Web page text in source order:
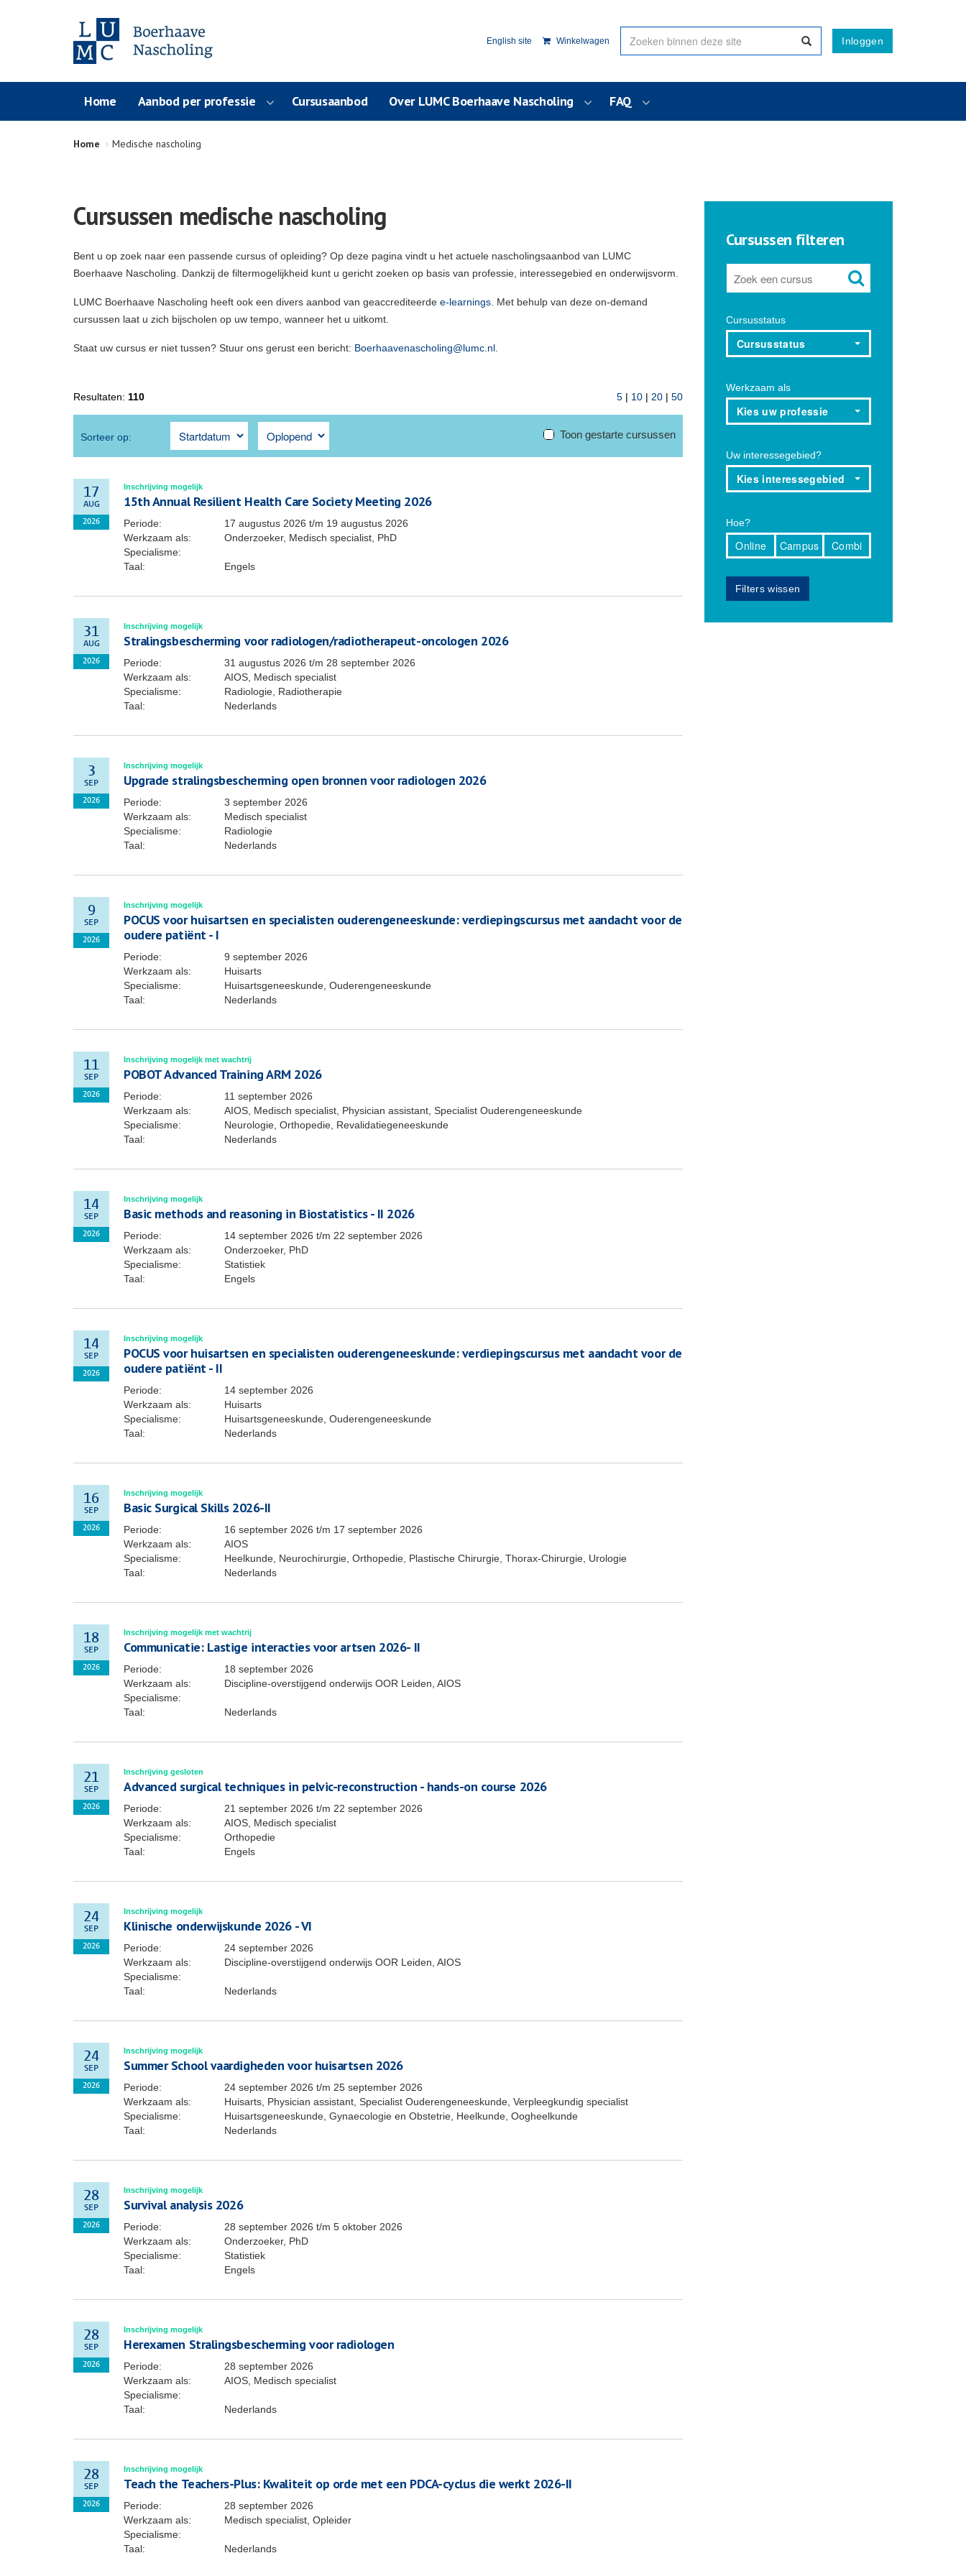
Inloggen
English site Winkelwagen
Home Aanbod per professie Cursusaanbod Over LUMC Boerhaave Nascholing FAQ
Home Medische nascholing
Cursussen medische nascholing
Bent u op zoek naar een passende cursus of opleiding? Op deze pagina vindt u het actuele nascholingsaanbod van LUMC
Boerhaave Nascholing. Dankzij de filtermogelijkheid kunt u gericht zoeken op basis van professie, interessegebied en onderwijsvorm.
LUMC Boerhaave Nascholing heeft ook een divers aanbod van geaccrediteerde e-learnings . Met behulp van deze on-demand
cursussen laat u zich bijscholen op uw tempo, wanneer het u uitkomt.
Staat uw cursus er niet tussen? Stuur ons gerust een bericht: Boerhaavenascholing@lumc.nl
Resultaten: 110 5| 10| 20| 50
Sorteer op: Toon gestarte cursussen
17
AUG
2026
Inschrijving mogelijk
15th Annual Resilient Health Care Society Meeting 2026
Periode: 17 augustus 2026 t/m 19 augustus 2026
Werkzaam als:
Onderzoeker, Medisch specialist, PhD
Specialisme:
Taal:
Engels
31
AUG
2026
Inschrijving mogelijk
Stralingsbescherming voor radiologen/radiotherapeut-oncologen 2026
Periode: 31 augustus 2026 t/m 28 september 2026
Werkzaam als:
AIOS, Medisch specialist
Specialisme:
Radiologie, Radiotherapie
Taal:
Nederlands
3
SEP
2026
Inschrijving mogelijk
Upgrade stralingsbescherming open bronnen voor radiologen 2026
Periode:
3 september 2026
Werkzaam als:
Medisch specialist
Specialisme:
Radiologie
Taal:
Nederlands
9
SEP
2026
Inschrijving mogelijk
POCUS voor huisartsen en specialisten ouderengeneeskunde: verdiepingscursus met aandacht voor de
oudere patiënt - I
Periode:
9 september 2026
Werkzaam als:
Huisarts
Specialisme:
Huisartsgeneeskunde, Ouderengeneeskunde
Taal:
Nederlands
11
SEP
2026
Inschrijving mogelijk met wachtrij
POBOT Advanced Training ARM 2026
Periode:
11 september 2026
Werkzaam als:
AIOS, Medisch specialist, Physician assistant, Specialist Ouderengeneeskunde
Specialisme:
Neurologie, Orthopedie, Revalidatiegeneeskunde
Taal:
Nederlands
14
SEP
2026
Inschrijving mogelijk
Basic methods and reasoning in Biostatistics - II 2026
Periode: 14 september 2026 t/m 22 september 2026
Werkzaam als:
Onderzoeker, PhD
Specialisme:
Statistiek
Taal:
Engels
14
SEP
2026
Inschrijving mogelijk
POCUS voor huisartsen en specialisten ouderengeneeskunde: verdiepingscursus met aandacht voor de
oudere patiënt - II
Periode:
14 september 2026
Werkzaam als:
Huisarts
Specialisme:
Huisartsgeneeskunde, Ouderengeneeskunde
Taal:
Nederlands
16
SEP
2026
Inschrijving mogelijk
Basic Surgical Skills 2026-II
Periode: 16 september 2026 t/m 17 september 2026
Werkzaam als:
AIOS
Specialisme:
Heelkunde, Neurochirurgie, Orthopedie, Plastische Chirurgie, Thorax-Chirurgie, Urologie
Taal:
Nederlands
18
SEP
2026
Inschrijving mogelijk met wachtrij
Communicatie: Lastige interacties voor artsen 2026- II
Periode:
18 september 2026
Werkzaam als:
Discipline-overstijgend onderwijs OOR Leiden, AIOS
Specialisme:
Taal:
Nederlands
21
SEP
2026
Inschrijving gesloten
Advanced surgical techniques in pelvic-reconstruction - hands-on course 2026
Periode: 21 september 2026 t/m 22 september 2026
Werkzaam als:
AIOS, Medisch specialist
Specialisme:
Orthopedie
Taal:
Engels
24
SEP
2026
Inschrijving mogelijk
Klinische onderwijskunde 2026 - VI
Periode:
24 september 2026
Werkzaam als:
Discipline-overstijgend onderwijs OOR Leiden, AIOS
Specialisme:
Taal:
Nederlands
24
SEP
2026
Inschrijving mogelijk
Summer School vaardigheden voor huisartsen 2026
Periode: 24 september 2026 t/m 25 september 2026
Werkzaam als:
Huisarts, Physician assistant, Specialist Ouderengeneeskunde, Verpleegkundig specialist
Specialisme:
Huisartsgeneeskunde, Gynaecologie en Obstetrie, Heelkunde, Oogheelkunde
Taal:
Nederlands
28
SEP
2026
Inschrijving mogelijk
Survival analysis 2026
Periode: 28 september 2026 t/m 5 oktober 2026
Werkzaam als:
Onderzoeker, PhD
Specialisme:
Statistiek
Taal:
Engels
28
SEP
2026
Inschrijving mogelijk
Herexamen Stralingsbescherming voor radiologen
Periode:
28 september 2026
Werkzaam als:
AIOS, Medisch specialist
Specialisme:
Taal:
Nederlands
28
SEP
2026
Inschrijving mogelijk
Teach the Teachers-Plus: Kwaliteit op orde met een PDCA-cyclus die werkt 2026-II
Periode:
28 september 2026
Werkzaam als:
Medisch specialist, Opleider
Specialisme:
Taal:
Nederlands
Cursussen filteren
Cursusstatus
Cursusstatus
Werkzaam als
Kies uw professie
Uw interessegebied?
Kies interessegebied
Hoe?
Online Campus Combi
Filters wissen